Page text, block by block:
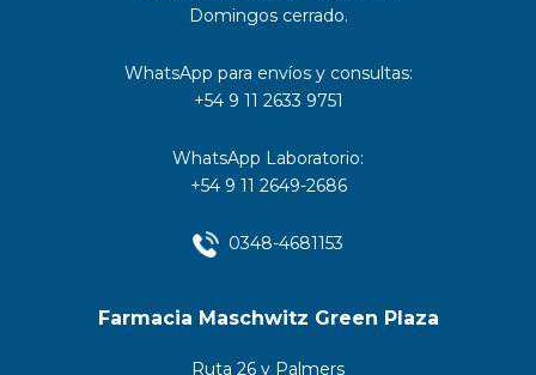
Domingos cerrado.
WhatsApp para envíos y consultas:
+54 9 11 2633 9751
WhatsApp Laboratorio:
+54 9 11 2649-2686
0348-4681153
Farmacia Maschwitz Green Plaza
Ruta 26 y Palmers